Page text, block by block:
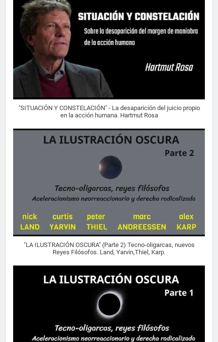
"SITUACIÓN Y CONSTELACIÓN" - La desaparición del juicio propio
en la acción humana. Hartmut Rosa
"LA ILUSTRACIÓN OSCURA" (Parte 2) Tecno-oligarcas, nuevos
Reyes Filósofos. Land, Yarvin,Thiel, Karp.